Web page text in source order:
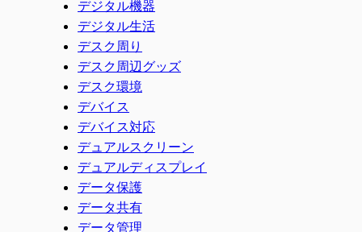
デジタル機器
デジタル生活
デスク周り
デスク周辺グッズ
デスク環境
デバイス
デバイス対応
デュアルスクリーン
デュアルディスプレイ
データ保護
データ共有
データ管理